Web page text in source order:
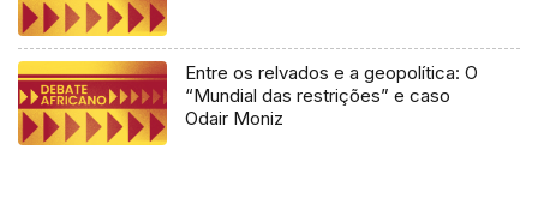
Entre os relvados e a geopolítica: O
“Mundial das restrições” e caso
Odair Moniz